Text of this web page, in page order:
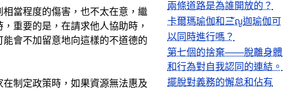
當程度的傷害，也不太在意，繼
重要的是，在請求他人協助時，
會不加留意地向這樣的不道德的
制定政策時，如果資源無法惠及
兩條道路是為誰開放的？
卡爾瑪瑜伽和三ัญ迦瑜伽可
以同時進行嗎？
第七個的捨棄——脫離身體
和行為對自我認同的連結。
擺脫對義務的懈怠和佔有